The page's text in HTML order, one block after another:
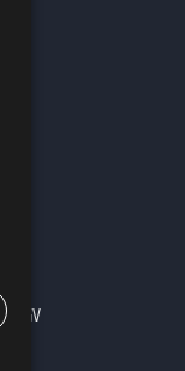
CGV